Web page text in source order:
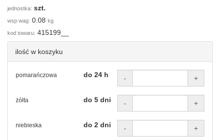
jednostka: szt.
wsp wag: 0.08 kg
kod towaru: 415199__
ilość w koszyku
pomarańczowa do 24 h - +
żółta do 5 dni - +
niebieska do 2 dni - +